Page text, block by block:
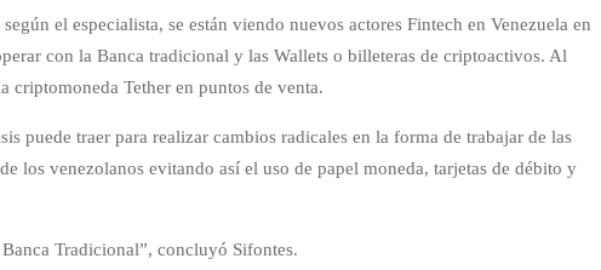
el especialista, se están viendo nuevos actores Fintech en Venezuela en
con la Banca tradicional y las Wallets o billeteras de criptoactivos. Al
criptomoneda Tether en puntos de venta.
puede traer para realizar cambios radicales en la forma de trabajar de las
los venezolanos evitando así el uso de papel moneda, tarjetas de débito y
Tradicional”, concluyó Sifontes.